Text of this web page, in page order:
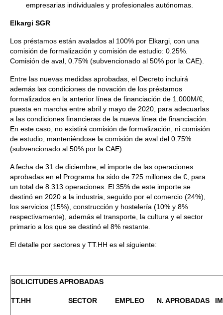
empresarias individuales y profesionales autónomas.
Elkargi SGR
Los préstamos están avalados al 100% por Elkargi, con una
comisión de formalización y comisión de estudio: 0.25%.
Comisión de aval, 0.75% (subvencionado al 50% por la CAE).
Entre las nuevas medidas aprobadas, el Decreto incluirá
además las condiciones de novación de los préstamos
formalizados en la anterior línea de financiación de 1.000M/€,
puesta en marcha entre abril y mayo de 2020, para adecuarlas
a las condiciones financieras de la nueva línea de financiación.
En este caso, no existirá comisión de formalización, ni comisión
de estudio, manteniéndose la comisión de aval del 0.75%
(subvencionado al 50% por la CAE).
A fecha de 31 de diciembre, el importe de las operaciones
aprobadas en el Programa ha sido de 725 millones de €, para
un total de 8.313 operaciones. El 35% de este importe se
destinó en 2020 a la industria, seguido por el comercio (24%),
los servicios (15%), construcción y hostelería (10% y 8%
respectivamente), además el transporte, la cultura y el sector
primario a los que se destinó el 8% restante.
El detalle por sectores y TT.HH es el siguiente:
SOLICITUDES APROBADAS
TT.HH SECTOR EMPLEO N. APROBADAS